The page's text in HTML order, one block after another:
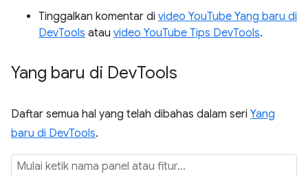
Tinggalkan komentar di video YouTube Yang baru di
DevTools atau video YouTube Tips DevTools.
Yang baru di DevTools
Daftar semua hal yang telah dibahas dalam seri Yang
baru di DevTools.